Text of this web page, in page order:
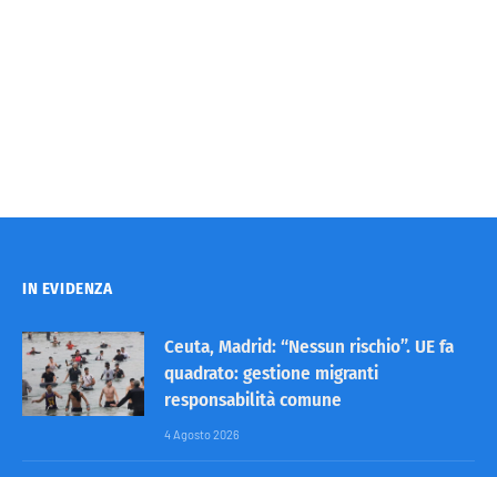
IN EVIDENZA
Ceuta, Madrid: “Nessun rischio”. UE fa
quadrato: gestione migranti
responsabilità comune
4 Agosto 2026